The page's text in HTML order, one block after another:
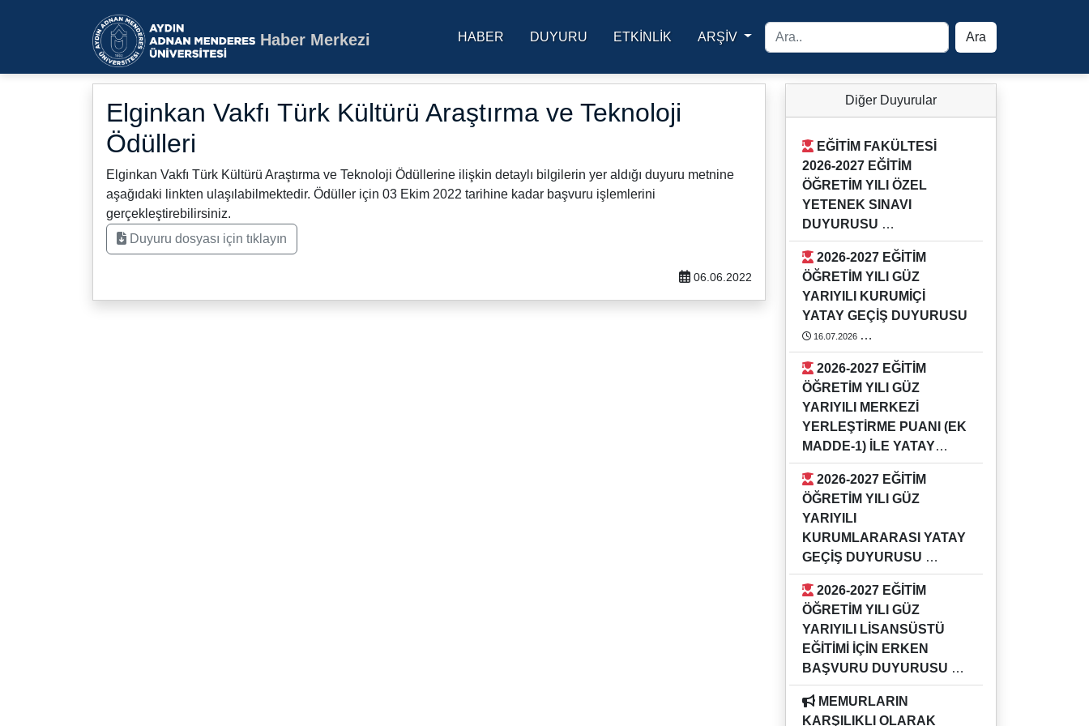
Aydın Adnan Menderes Üniversitesi Ana Sayfa
Haber Merkezi HABER DUYURU ETKINLIK ARŞİV Ara
Elginkan Vakfı Türk Kültürü Araştırma ve Teknoloji
Ödülleri
Elginkan Vakfı Türk Kültürü Araştırma ve Teknoloji Ödüllerine ilişkin detaylı bilgilerin yer aldığı duyuru metnine
aşağıdaki linkten ulaşılabilmektedir. Ödüller için 03 Ekim 2022 tarihine kadar başvuru işlemlerini
gerçekleştirebilirsiniz.
Duyuru dosyası için tıklayın
06.06.2022
Diğer Duyurular
2026-2027 EĞİTİM
ÖĞRETİM YILI ÖZEL
YETENEK SINAVI
DUYURUSU
03.08.2026
Detaylı bilgi için Eğitim Fakültesi
Öğrenci İşlerini arayınız.
https://rehber.adu.edu.tr/#
ÖĞRETİM YILI GÜZ
YARIYILI KURUMİÇİ
YATAY GEÇİŞ DUYURUSU
16.07.2026
2026-2027 EĞİTİM ÖĞRETİM YILI
GÜZ YARIYILI KURUMİÇİ YATAY
GEÇİŞ DUYURUSU
ÖĞRETİM YILI GÜZ
YARIYILI MERKEZİ
YERLEŞTİRME PUANI (EK
MADDE-1) İLE YATAY
GEÇİŞ DUYURUSU
16.07.2026
2026-2027 EĞİTİM ÖĞRETİM YILI
GÜZ YARIYILI MERKEZİ
YERLEŞTİRME PUANI (EK
MADDE-1) İLE YATAY GEÇİŞ
DUYURUSU
ÖĞRETİM YILI GÜZ
YARIYILI
KURUMLARARASI YATAY
GEÇİŞ DUYURUSU
16.07.2026
2026-2027 EĞİTİM ÖĞRETİM YILI
GÜZ YARIYILI KURUMLARARASI
YATAY GEÇİŞ DUYURUSU
ÖĞRETİM YILI GÜZ
YARIYILI LİSANSÜSTÜ
EĞİTİMİ İÇİN ERKEN
BAŞVURU DUYURUSU
04.05.2026
Bilgi için ilgili enstitü müdürlükleri
KARŞILIKLI OLARAK